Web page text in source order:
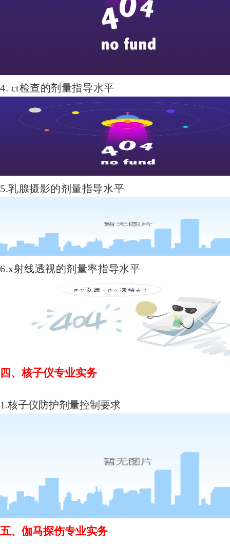
4. ct检查的剂量指导水平
5.乳腺摄影的剂量指导水平
6.x射线透视的剂量率指导水平
四、核子仪专业实务
1.核子仪防护剂量控制要求
五、 伽马探伤专业实务